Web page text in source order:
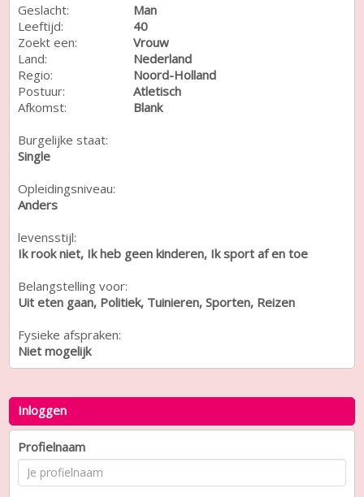
Geslacht:
Man
Leeftijd:
40
Zoekt een:
Vrouw
Land:
Nederland
Regio:
Noord-Holland
Postuur:
Atletisch
Afkomst:
Blank
Burgelijke staat:
Single
Opleidingsniveau:
Anders
levensstijl:
Ik rook niet, Ik heb geen kinderen, Ik sport af en toe
Belangstelling voor:
Uit eten gaan, Politiek, Tuinieren, Sporten, Reizen
Fysieke afspraken:
Niet mogelijk
Inloggen
Profielnaam